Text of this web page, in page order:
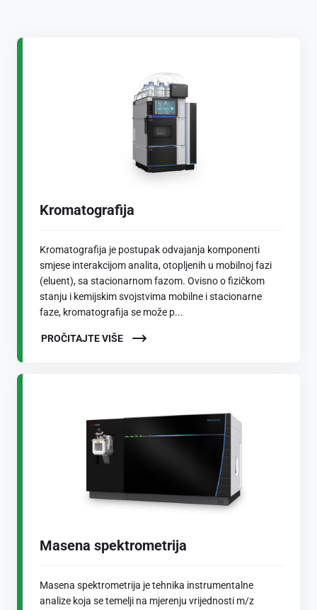
Kromatografija
Kromatografija je postupak odvajanja komponenti
smjese interakcijom analita, otopljenih u mobilnoj fazi
(eluent), sa stacionarnom fazom. Ovisno o fizičkom
stanju i kemijskim svojstvima mobilne i stacionarne
faze, kromatografija se može p...
PROČITAJTE VIŠE
Masena spektrometrija
Masena spektrometrija je tehnika instrumentalne
analize koja se temelji na mjerenju vrijednosti m/z